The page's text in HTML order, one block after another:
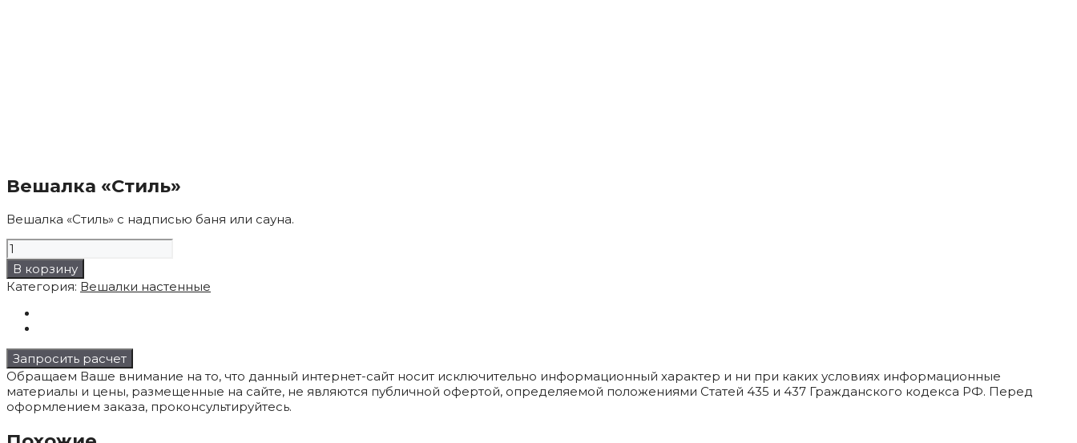
Вешалка «Стиль»
Вешалка «Стиль» с надписью баня или сауна.
Количество
товара
Вешалка
"Стиль"
В корзину
Категория: Вешалки настенные
Запросить расчет
Обращаем Ваше внимание на то, что данный интернет-сайт носит исключительно информационный характер и ни при каких условиях информационные
материалы и цены, размещенные на сайте, не являются публичной офертой, определяемой положениями Статей 435 и 437 Гражданского кодекса РФ. Перед
оформлением заказа, проконсультируйтесь.